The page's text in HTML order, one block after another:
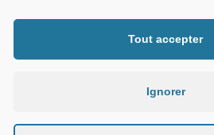
Tout accepter
Ignorer